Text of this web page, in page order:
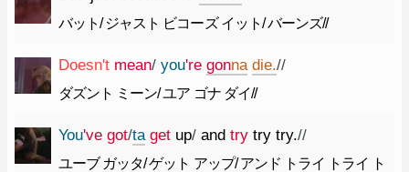
バット/ ジャスト ビコーズ イット/ バーンズ//
Doesn't mean/ you're gonna die.//
ダズント ミーン/ ユア ゴナ ダイ//
You've got/ta get up/ and try try try.//
ユーブ ガッタ/ ゲット アップ/ アンド トライ トライ ト